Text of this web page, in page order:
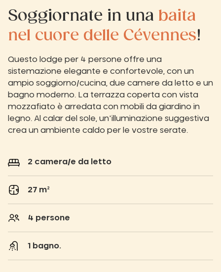
Soggiornate in una baita
nel cuore delle Cévennes!
Questo lodge per 4 persone offre una
sistemazione elegante e confortevole, con un
ampio soggiorno/cucina, due camere da letto e un
bagno moderno. La terrazza coperta con vista
mozzafiato è arredata con mobili da giardino in
legno. Al calar del sole, un'illuminazione suggestiva
crea un ambiente caldo per le vostre serate.
2 camera/e da letto
27 m²
4 persone
1 bagno.